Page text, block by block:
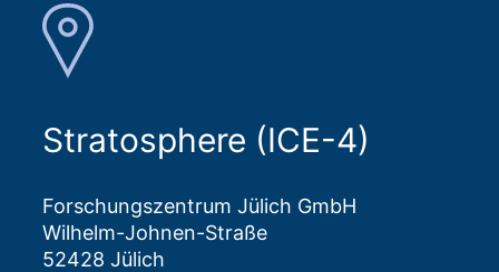
Stratosphere (ICE-4)
Forschungszentrum Jülich GmbH
Wilhelm-Johnen-Straße
52428 Jülich